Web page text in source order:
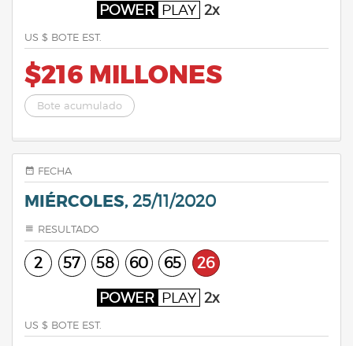
POWER PLAY 2x
US $ BOTE EST.
$216 MILLONES
Bote acumulado
FECHA
MIÉRCOLES, 25/11/2020
RESULTADO
2 57 58 60 65 26
POWER PLAY 2x
US $ BOTE EST.